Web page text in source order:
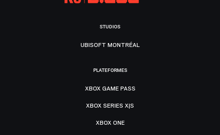
STUDIOS
UBISOFT MONTRÉAL
PLATEFORMES
XBOX GAME PASS
XBOX SERIES X|S
XBOX ONE